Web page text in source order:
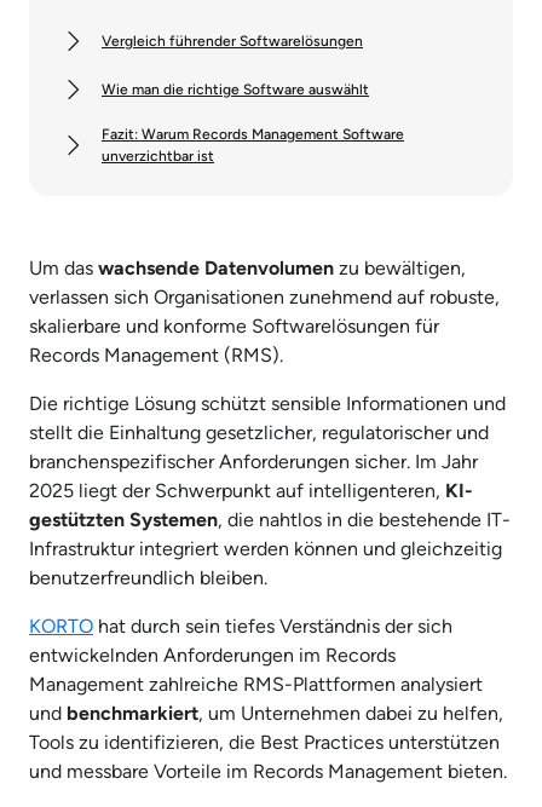
Vergleich führender Softwarelösungen
Wie man die richtige Software auswählt
Fazit: Warum Records Management Software
unverzichtbar ist
Um das wachsende Datenvolumen zu bewältigen,
verlassen sich Organisationen zunehmend auf robuste,
skalierbare und konforme Softwarelösungen für
Records Management (RMS).
Die richtige Lösung schützt sensible Informationen und
stellt die Einhaltung gesetzlicher, regulatorischer und
branchenspezifischer Anforderungen sicher. Im Jahr
2025 liegt der Schwerpunkt auf intelligenteren, KI-
gestützten Systemen, die nahtlos in die bestehende IT-
Infrastruktur integriert werden können und gleichzeitig
benutzerfreundlich bleiben.
KORTO hat durch sein tiefes Verständnis der sich
entwickelnden Anforderungen im Records
Management zahlreiche RMS-Plattformen analysiert
und benchmarkiert, um Unternehmen dabei zu helfen,
Tools zu identifizieren, die Best Practices unterstützen
und messbare Vorteile im Records Management bieten.